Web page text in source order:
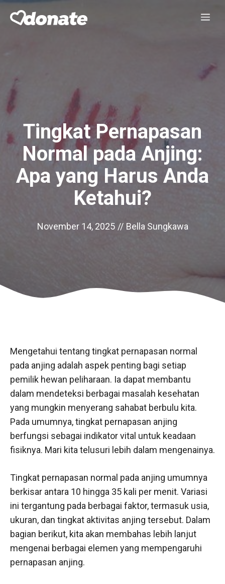
Tingkat Pernapasan
Normal pada Anjing:
Apa yang Harus Anda
Ketahui?
November 14, 2025 // Bella Sungkawa
Mengetahui tentang tingkat pernapasan normal
pada anjing adalah aspek penting bagi setiap
pemilik hewan peliharaan. Ia dapat membantu
dalam mendeteksi berbagai masalah kesehatan
yang mungkin menyerang sahabat berbulu kita.
Pada umumnya, tingkat pernapasan anjing
berfungsi sebagai indikator vital untuk keadaan
fisiknya. Mari kita telusuri lebih dalam mengenainya.
Tingkat pernapasan normal pada anjing umumnya
berkisar antara 10 hingga 35 kali per menit. Variasi
ini tergantung pada berbagai faktor, termasuk usia,
ukuran, dan tingkat aktivitas anjing tersebut. Dalam
bagian berikut, kita akan membahas lebih lanjut
mengenai berbagai elemen yang mempengaruhi
pernapasan anjing.